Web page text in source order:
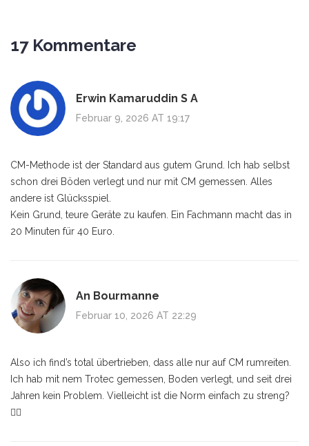
17 Kommentare
Erwin Kamaruddin S A
Februar 9, 2026 AT 19:17
CM-Methode ist der Standard aus gutem Grund. Ich hab selbst
schon drei Böden verlegt und nur mit CM gemessen. Alles
andere ist Glücksspiel.
Kein Grund, teure Geräte zu kaufen. Ein Fachmann macht das in
20 Minuten für 40 Euro.
An Bourmanne
Februar 10, 2026 AT 22:29
Also ich find’s total übertrieben, dass alle nur auf CM rumreiten.
Ich hab mit nem Trotec gemessen, Boden verlegt, und seit drei
Jahren kein Problem. Vielleicht ist die Norm einfach zu streng?
🤷‍♀️